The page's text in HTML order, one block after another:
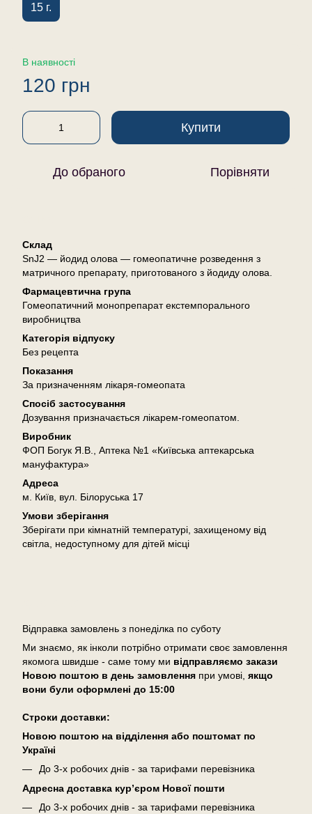
15 г.
В наявності
120 грн
Купити
До обраного Порівняти
Склад
SnJ2 — йодид олова — гомеопатичне розведення з
матричного препарату, приготованого з йодиду олова.
Фармацевтична група
Гомеопатичний монопрепарат екстемпорального
виробництва
Категорія відпуску
Без рецепта
Показання
За призначенням лікаря-гомеопата
Спосіб застосування
Дозування призначається лікарем-гомеопатом.
Виробник
ФОП Богук Я.В., Аптека №1 «Київська аптекарська
мануфактура»
Адреса
м. Київ, вул. Білоруська 17
Умови зберігання
Зберігати при кімнатній температурі, захищеному від
світла, недоступному для дітей місці
Відправка замовлень з понеділка по суботу
Ми знаємо, як інколи потрібно отримати своє замовлення
якомога швидше - саме тому ми відправляємо закази
Новою поштою в день замовлення при умові, якщо
вони були оформлені до 15:00
Cтроки доставки:
Новою поштою на відділення або поштомат по
Україні
До 3-х робочих днів - за тарифами перевізника
Адресна доставка кур’єром Нової пошти
До 3-х робочих днів - за тарифами перевізника